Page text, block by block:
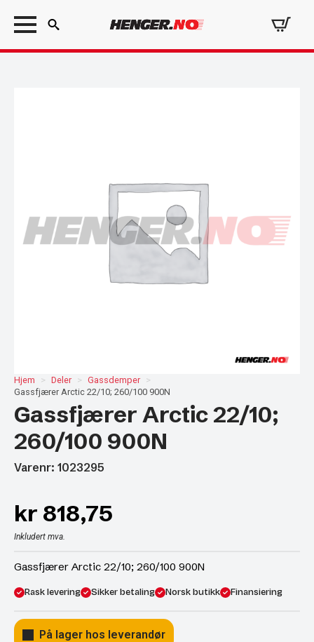
Search
Hjem Deler
Gassdemper
Gassfjærer Arctic 22/10; 260/100 900N
Gassfjærer Arctic 22/10;
260/100 900N
Varenr: 1023295
kr 818,75
Inkludert mva.
Gassfjærer Arctic 22/10; 260/100 900N
Rask levering Sikker betaling Norsk butikk Finansiering
På lager hos leverandør